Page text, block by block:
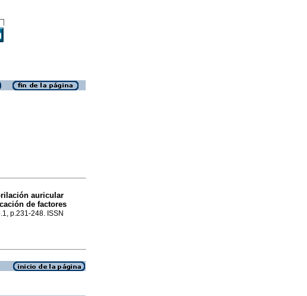
auricular
de factores
p.231-248. ISSN